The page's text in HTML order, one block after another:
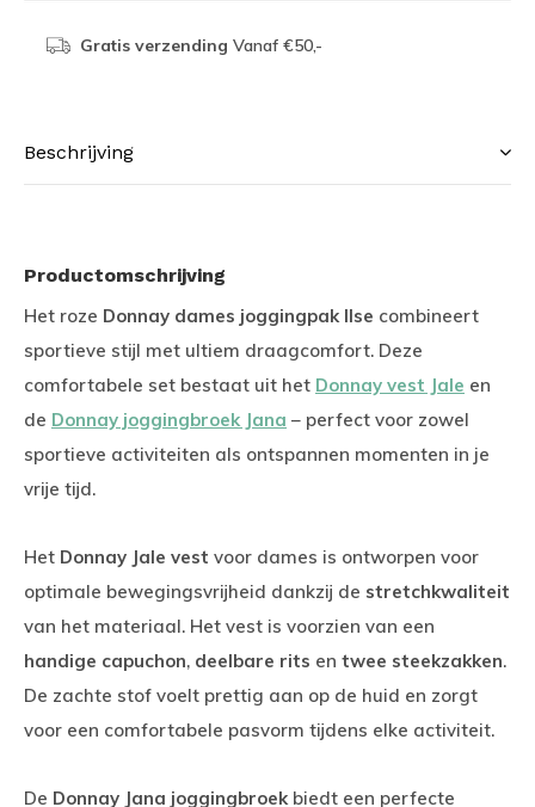
Gratis verzending Vanaf €50,-
Beschrijving
Productomschrijving
Het roze Donnay dames joggingpak Ilse combineert
sportieve stijl met ultiem draagcomfort. Deze
comfortabele set bestaat uit het Donnay vest Jale en
de Donnay joggingbroek Jana – perfect voor zowel
sportieve activiteiten als ontspannen momenten in je
vrije tijd.
Het Donnay Jale vest voor dames is ontworpen voor
optimale bewegingsvrijheid dankzij de stretchkwaliteit
van het materiaal. Het vest is voorzien van een
handige capuchon, deelbare rits en twee steekzakken.
De zachte stof voelt prettig aan op de huid en zorgt
voor een comfortabele pasvorm tijdens elke activiteit.
De Donnay Jana joggingbroekbiedt een perfecte